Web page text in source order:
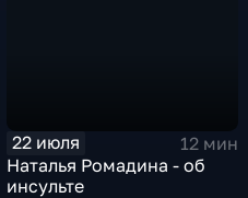
22 июля
12 мин
Наталья Ромадина - об
инсульте